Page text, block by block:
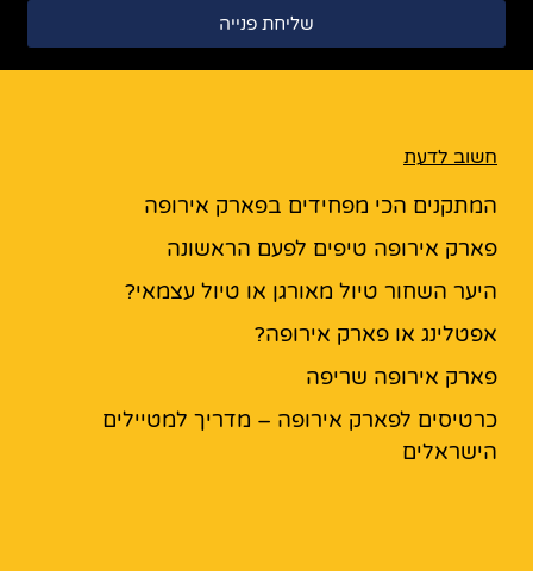
שליחת פנייה
חשוב לדעת
המתקנים הכי מפחידים בפארק אירופה
פארק אירופה טיפים לפעם הראשונה
היער השחור טיול מאורגן או טיול עצמאי?
אפטלינג או פארק אירופה?
פארק אירופה שריפה
כרטיסים לפארק אירופה – מדריך למטיילים
הישראלים